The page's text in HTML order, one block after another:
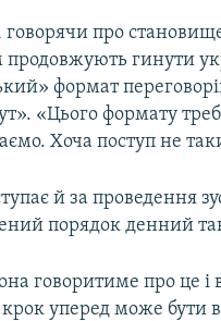
говорячи про
гинути
формат
«Цього формату
Хоча поступ не
й за проведення
порядок денний
говоритиме про це і
уперед може